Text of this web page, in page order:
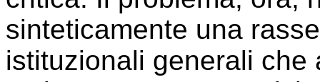
sinteticamente una
istituzionali generali